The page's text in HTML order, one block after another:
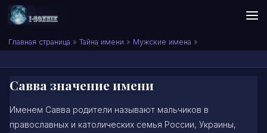
Skip to content
Сонник I-SONNIK.COM
Главная страница » Тайна имени » Мужские имена »
Савва значение имени
Именем Савва родители называют мальчиков в
православных и католических семья России, Украины,